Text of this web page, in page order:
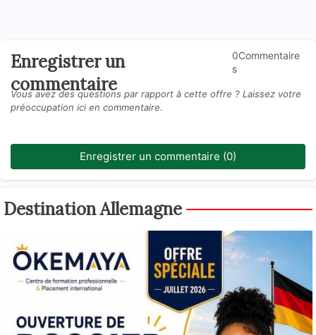
Enregistrer un
commentaire
0Commentaire
s
Vous avez des questions par rapport à cette offre ? Laissez votre
préoccupation ici en commentaire.
Enregistrer un commentaire (0)
Destination Allemagne